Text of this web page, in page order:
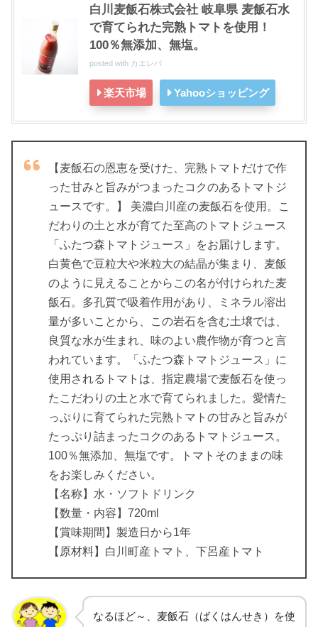
白川麦飯石株式会社 岐阜県 麦飯石水
で育てられた完熟トマトを使用！
100％無添加、無塩。
posted with カエレバ
楽天市場 Yahooショッピング
【麦飯石の恩恵を受けた、完熟トマトだけで作
った甘みと旨みがつまったコクのあるトマトジ
ュースです。】 美濃白川産の麦飯石を使用。こ
だわりの土と水が育てた至高のトマトジュース
「ふたつ森トマトジュース」をお届けします。
白黄色で豆粒大や米粒大の結晶が集まり、麦飯
のように見えることからこの名が付けられた麦
飯石。多孔質で吸着作用があり、ミネラル溶出
量が多いことから、この岩石を含む土壌では、
良質な水が生まれ、味のよい農作物が育つと言
われています。「ふたつ森トマトジュース」に
使用されるトマトは、指定農場で麦飯石を使っ
たこだわりの土と水で育てられました。愛情た
っぷりに育てられた完熟トマトの甘みと旨みが
たっぷり詰まったコクのあるトマトジュース。
100％無添加、無塩です。トマトそのままの味
をお楽しみください。
【名称】水・ソフトドリンク
【数量・内容】720ml
【賞味期間】製造日から1年
【原材料】白川町産トマト、下呂産トマト
なるほど～、麦飯石（ばくはんせき）を使